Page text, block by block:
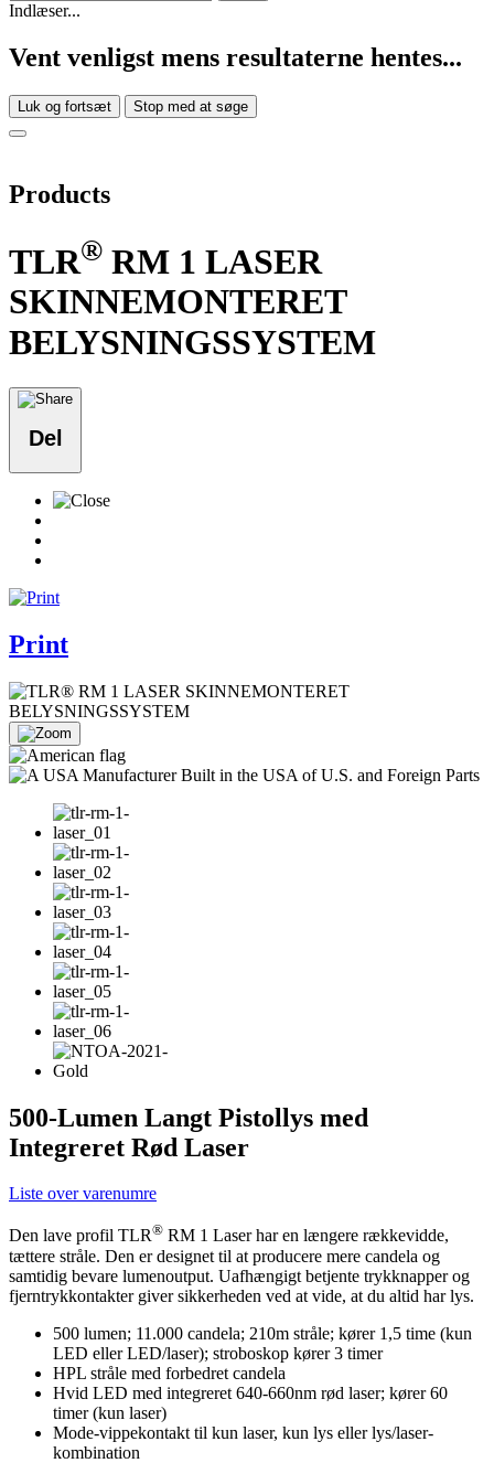
Indlæser...
Vent venligst mens resultaterne hentes...
Luk og fortsæt Stop med at søge
Products
TLR® RM 1 LASER
SKINNEMONTERET
BELYSNINGSSYSTEM
Del
Print
500-Lumen Langt Pistollys med
Integreret Rød Laser
Liste over varenumre
Den lave profil TLR® RM 1 Laser har en længere rækkevidde,
tættere stråle. Den er designet til at producere mere candela og
samtidig bevare lumenoutput. Uafhængigt betjente trykknapper og
fjerntrykkontakter giver sikkerheden ved at vide, at du altid har lys.
500 lumen; 11.000 candela; 210m stråle; kører 1,5 time (kun
LED eller LED/laser); stroboskop kører 3 timer
HPL stråle med forbedret candela
Hvid LED med integreret 640-660nm rød laser; kører 60
timer (kun laser)
Mode-vippekontakt til kun laser, kun lys eller lys/laser-
kombination